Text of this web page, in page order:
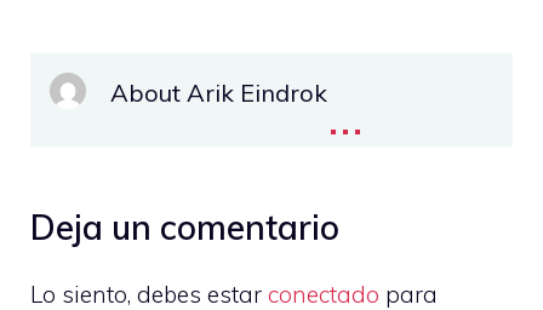
About Arik Eindrok...
Deja un comentario
Lo siento, debes estar conectado para